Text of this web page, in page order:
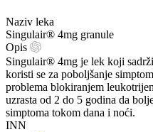
Naziv leka
Singulair® 4mg granule
Opis
Singulair® 4mg je lek koji
koristi se za poboljšanje
problema blokiranjem
uzrasta od 2 do 5 godina da
simptoma tokom dana i noći.
INN